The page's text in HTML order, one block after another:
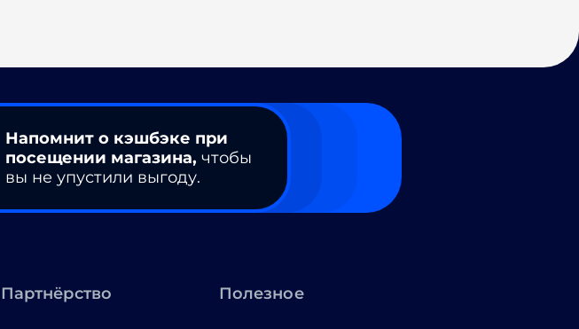
Напомнит о кэшбэке при
посещении магазина, чтобы
вы не упустили выгоду.
Партнёрство Полезное